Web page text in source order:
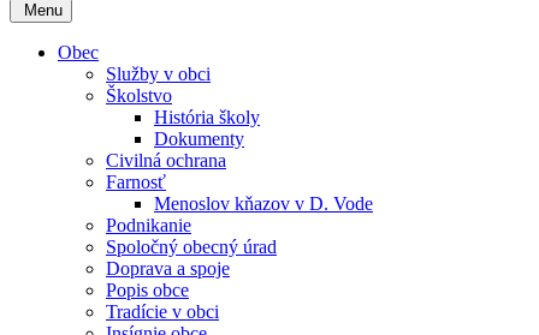
Menu
Obec
Služby v obci
Školstvo
História školy
Dokumenty
Civilná ochrana
Farnosť
Menoslov kňazov v D. Vode
Podnikanie
Spoločný obecný úrad
Doprava a spoje
Popis obce
Tradície v obci